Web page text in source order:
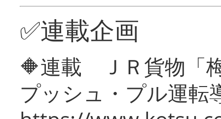
✅連載企画
🔶連載 ＪＲ貨物「
プッシュ・プル運転